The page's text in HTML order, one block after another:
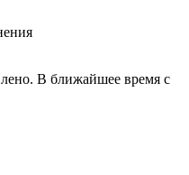
В ближайшее время с